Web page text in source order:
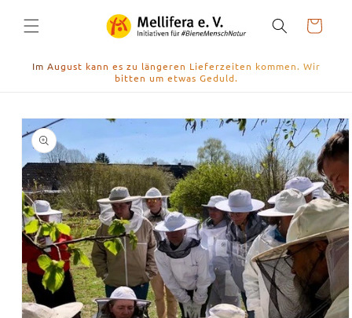
zum
Inhalt
Warenkorb
Im August kann es zu längeren Lieferzeiten kommen. Wir
bitten um etwas Geduld.